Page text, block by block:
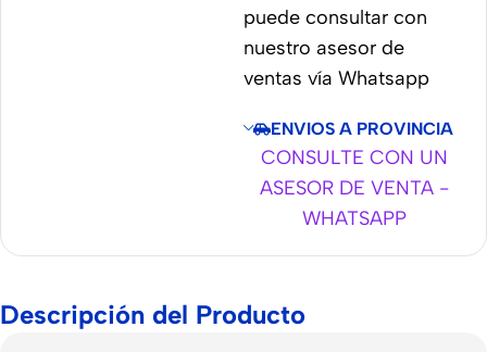
puede consultar con
nuestro asesor de
ventas vía Whatsapp
ENVIOS A PROVINCIA
CONSULTE CON UN
ASESOR DE VENTA -
WHATSAPP
Descripción del Producto